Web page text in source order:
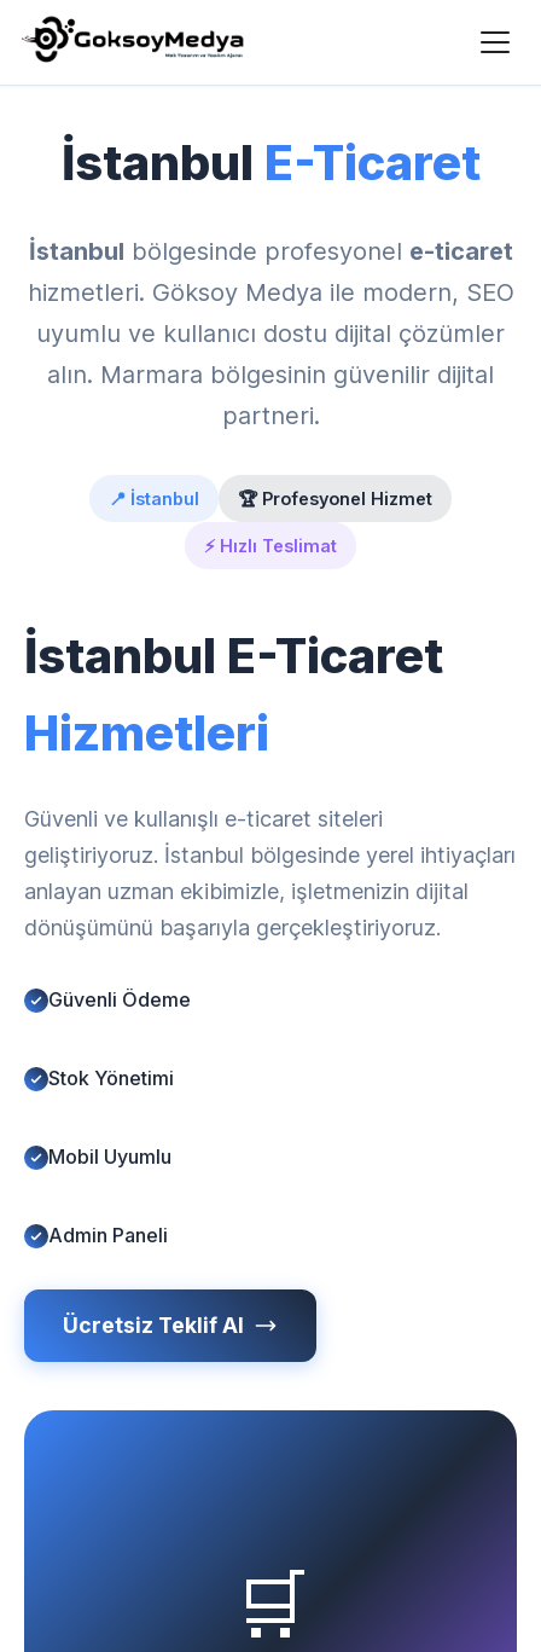
Ana Sayfa Hizmet Bölgeleri
İstanbul E-Ticaret
İstanbul bölgesinde profesyonel e-ticaret
hizmetleri. Göksoy Medya ile modern, SEO
uyumlu ve kullanıcı dostu dijital çözümler
alın. Marmara bölgesinin güvenilir dijital
partneri.
📍 İstanbul 🏆 Profesyonel Hizmet
⚡ Hızlı Teslimat
İstanbul E-Ticaret
Hizmetleri
Güvenli ve kullanışlı e-ticaret siteleri
geliştiriyoruz. İstanbul bölgesinde yerel ihtiyaçları
anlayan uzman ekibimizle, işletmenizin dijital
dönüşümünü başarıyla gerçekleştiriyoruz.
Güvenli Ödeme
Stok Yönetimi
Mobil Uyumlu
Admin Paneli
Ücretsiz Teklif Al
🛒